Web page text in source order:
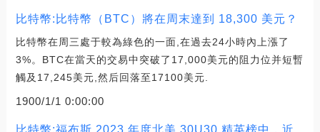
比特幣:比特幣（BTC）將在周末達到 18,300 美元？
比特幣在周三處于較為綠色的一面,在過去24小時內上漲了
3%。BTC在當天的交易中突破了17,000美元的阻力位并短暫
觸及17,245美元,然后回落至17100美元.
1900/1/1 0:00:00
比特幣:福布斯 2023 年度北美 30U30 精英榜中，近